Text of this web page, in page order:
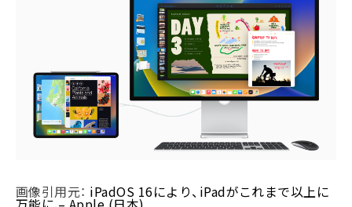
画像引用元： iPadOS 16により、iPadがこれまで以上に